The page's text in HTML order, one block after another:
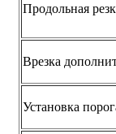
Продольная
Врезка
Установка